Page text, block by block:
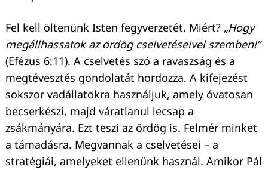
Fel kell öltenünk Isten fegyverzetét. Miért? „Hogy
megállhassatok az ördög cselvetéseivel szemben!”
(Efézus 6:11). A cselvetés szó a ravaszság és a
megtévesztés gondolatát hordozza. A kifejezést
sokszor vadállatokra használjuk, amely óvatosan
becserkészi, majd váratlanul lecsap a
zsákmányára. Ezt teszi az ördög is. Felmér minket
a támadásra. Megvannak a cselvetései – a
stratégiái, amelyeket ellenünk használ. Amikor Pál